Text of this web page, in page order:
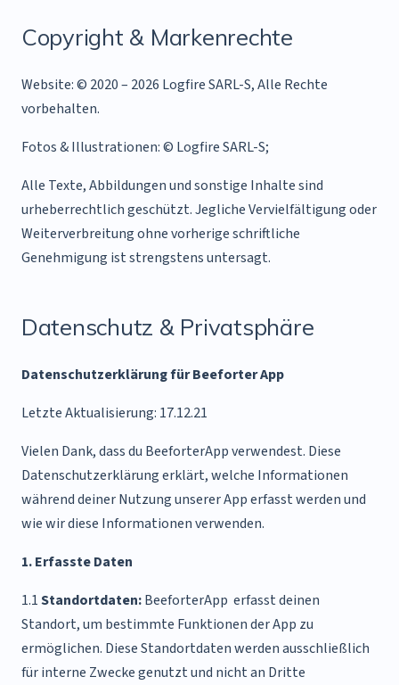
Copyright & Markenrechte
Website: © 2020 – 2026 Logfire SARL-S, Alle Rechte
vorbehalten.
Fotos & Illustrationen: © Logfire SARL-S;
Alle Texte, Abbildungen und sonstige Inhalte sind
urheberrechtlich geschützt. Jegliche Vervielfältigung oder
Weiterverbreitung ohne vorherige schriftliche
Genehmigung ist strengstens untersagt.
Datenschutz & Privatsphäre
Datenschutzerklärung für Beeforter App
Letzte Aktualisierung: 17.12.21
Vielen Dank, dass du BeeforterApp verwendest. Diese
Datenschutzerklärung erklärt, welche Informationen
während deiner Nutzung unserer App erfasst werden und
wie wir diese Informationen verwenden.
1. Erfasste Daten
1.1Standortdaten:BeeforterApp erfasst deinen
Standort, um bestimmte Funktionen der App zu
ermöglichen. Diese Standortdaten werden ausschließlich
für interne Zwecke genutzt und nicht an Dritte